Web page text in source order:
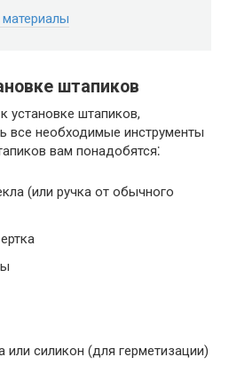
штапиков
установке штапиков,
все необходимые инструменты
вам понадобятся⁚
(или ручка от обычного
или силикон (для герметизации)